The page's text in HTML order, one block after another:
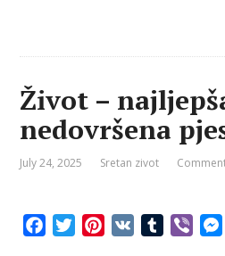
Život –
nedovršena
July 24, 2025 Sretan zivot
T